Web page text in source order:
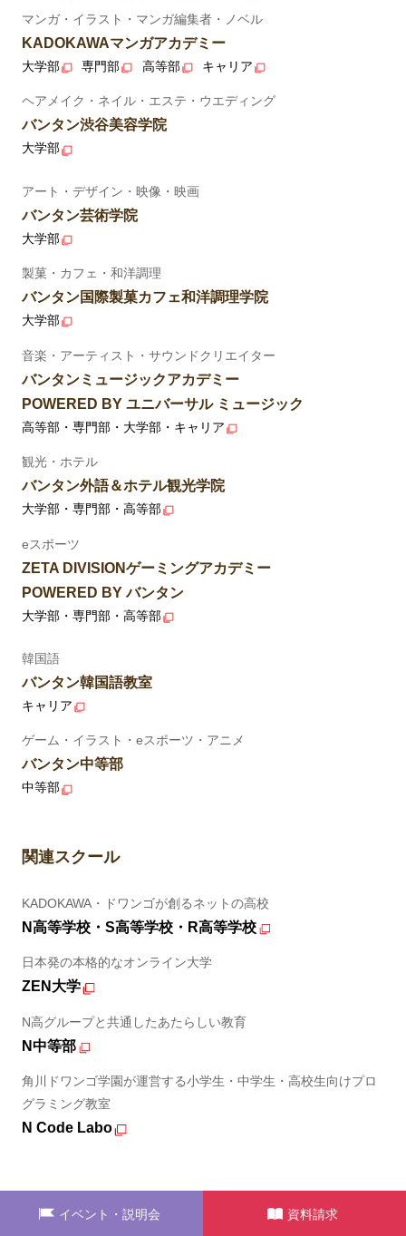
イベント・説明会 資料請求
マンガ・イラスト・マンガ編集者・ノベル
KADOKAWAマンガアカデミー
大学部 専門部 高等部 キャリア
ヘアメイク・ネイル・エステ・ウエディング
バンタン渋谷美容学院
大学部
アート・デザイン・映像・映画
バンタン芸術学院
大学部
製菓・カフェ・和洋調理
バンタン国際製菓カフェ和洋調理学院
大学部
音楽・アーティスト・サウンドクリエイター
バンタンミュージックアカデミー
POWERED BY ユニバーサル ミュージック
高等部・専門部・大学部・キャリア
観光・ホテル
バンタン外語＆ホテル観光学院
大学部・専門部・高等部
eスポーツ
ZETA DIVISIONゲーミングアカデミー
POWERED BY バンタン
大学部・専門部・高等部
韓国語
バンタン韓国語教室
キャリア
ゲーム・イラスト・eスポーツ・アニメ
バンタン中等部
中等部
関連スクール
KADOKAWA・ドワンゴが創るネットの高校
N高等学校・S高等学校・R高等学校
日本発の本格的なオンライン大学
ZEN大学
N高グループと共通したあたらしい教育
N中等部
角川ドワンゴ学園が運営する小学生・中学生・高校生向けプロ
グラミング教室
N Code Labo